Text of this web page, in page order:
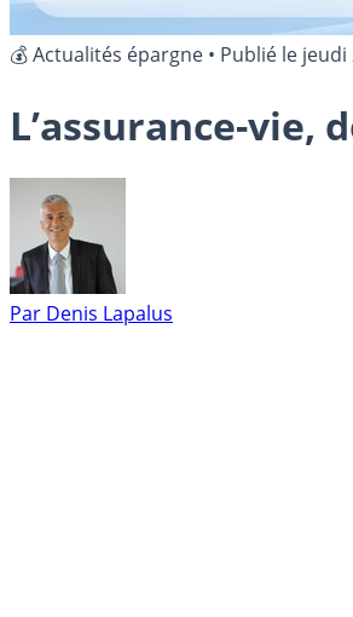
💰 Actualités épargne • Publié le jeudi
L’assurance-vie,
Par Denis Lapalus